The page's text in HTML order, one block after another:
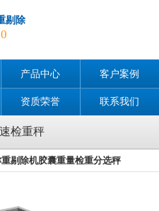
剔除
产品中心 客户案例
资质荣誉 联系我们
检重秤
剔除机胶囊重量检重分选秤